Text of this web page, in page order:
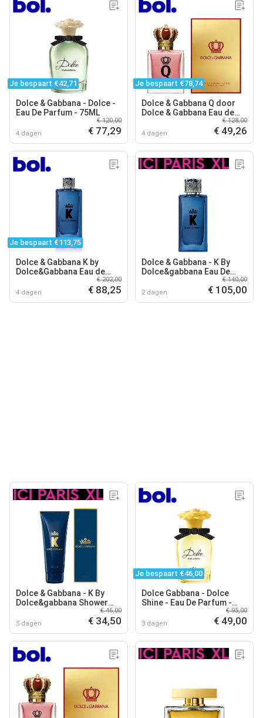
Je bespaart €42,71
Dolce & Gabbana - Dolce -
Eau De Parfum - 75ML
4 dagen
€ 120,00
€ 77,29
Je bespaart €78,74
Dolce & Gabbana Q door
Dolce & Gabbana Eau de
parfum spray intens 50ml
4 dagen
€ 128,00
€ 49,26
Je bespaart €113,75
Dolce & Gabbana K by
Dolce&Gabbana Eau de
4 dagen
€ 202,00
€ 88,25
Dolce & Gabbana - K By
Dolce&gabbana Eau De
2 dagen
€ 140,00
€ 105,00
Dolce & Gabbana - K By
Dolce&gabbana Shower
5 dagen
€ 46,00
€ 34,50
Je bespaart €46,00
Dolce Gabbana - Dolce
Shine - Eau De Parfum -
3 dagen
€ 95,00
€ 49,00